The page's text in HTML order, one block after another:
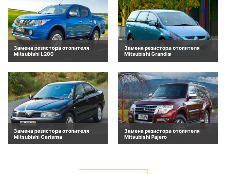
Замена резистора отопителя
Mitsubishi L200
Замена резистора отопителя
Mitsubishi Grandis
Замена резистора отопителя
Mitsubishi Carisma
Замена резистора отопителя
Mitsubishi Pajero